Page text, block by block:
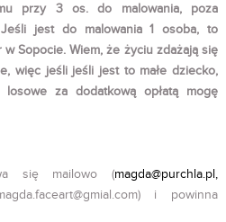
przy 3 os. do malowania, poza
jest do malowania 1 osoba, to
Sopocie. Wiem, że życiu zdażają się
więc jeśli jeśli jest to małe dziecko,
za dodatkową opłatą mogę
się mailowo (magda@purchla.pl,
i powinna